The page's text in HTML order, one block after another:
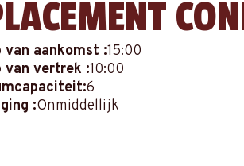
aankomst :15:00
vertrek :10:00
6
:Onmiddellijk